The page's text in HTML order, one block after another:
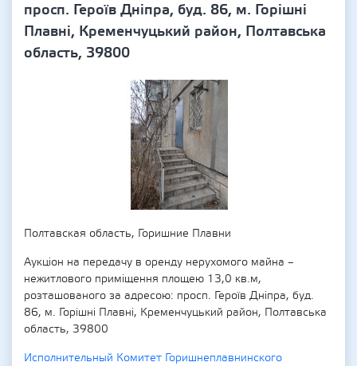
просп. Героїв Дніпра, буд. 86, м. Горішні
Плавні, Кременчуцький район, Полтавська
область, 39800
Полтавская область, Горишние Плавни
Аукціон на передачу в оренду нерухомого майна –
нежитлового приміщення площею 13,0 кв.м,
розташованого за адресою: просп. Героїв Дніпра, буд.
86, м. Горішні Плавні, Кременчуцький район, Полтавська
область, 39800
Исполнительный Комитет Горишнеплавнинского